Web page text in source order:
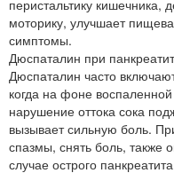
перистальтику кишечника,
моторику, улучшает
симптомы.
Дюспаталин при
Дюспаталин часто
когда на фоне
нарушение оттока сока
вызывает сильную боль.
спазмы, снять боль, также
случае острого